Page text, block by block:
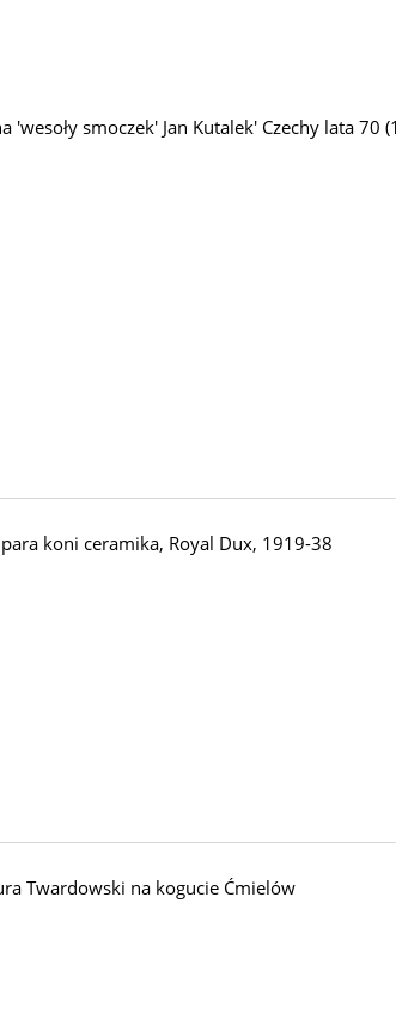
'wesoły smoczek' Jan Kutalek' Czechy lata 70
koni ceramika, Royal Dux, 1919-38
Twardowski na kogucie Ćmielów